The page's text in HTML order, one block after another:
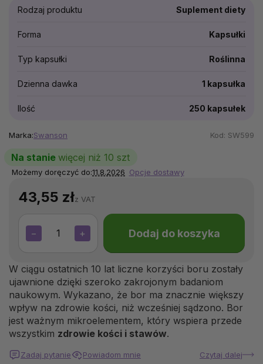
43,55 złz VAT
+
− Dodaj do koszyka
W ciągu ostatnich 10 lat liczne korzyści boru zostały
ujawnione dzięki szeroko zakrojonym badaniom
naukowym. Wykazano, że bor ma znacznie większy
wpływ na zdrowie kości, niż wcześniej sądzono. Bor
jest ważnym mikroelementem, który wspiera przede
wszystkim zdrowie kości i stawów.
Czytaj dalej
Zadaj pytanie Powiadom mnie
Marka:Swanson Kod: SW599
Rodzaj produktu Suplement diety
Forma Kapsułki
Typ kapsułki Roślinna
Dzienna dawka 1 kapsułka
Ilość 250 kapsułek
Na stanie więcej niż 10 szt
Możemy doręczyć do:11.8.2026 Opcje dostawy